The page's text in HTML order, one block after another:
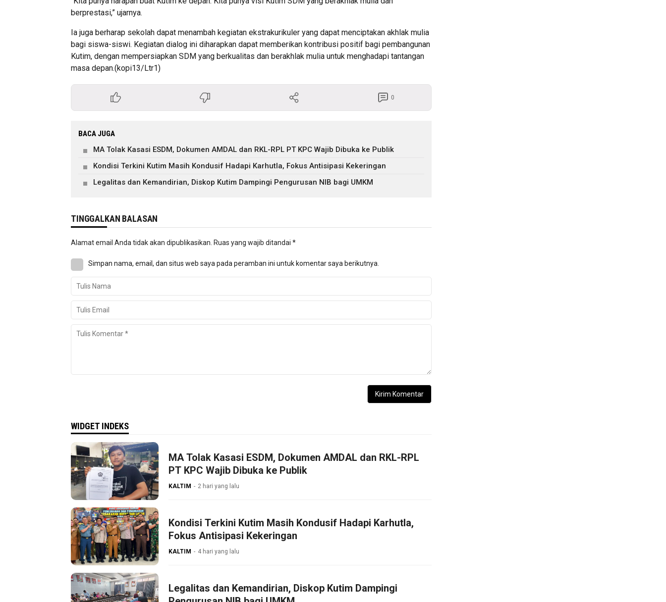
berprestasi,” ujarnya.
Ia juga berharap sekolah dapat menambah kegiatan ekstrakurikuler yang dapat menciptakan akhlak mulia
bagi siswa-siswi. Kegiatan dialog ini diharapkan dapat memberikan kontribusi positif bagi pembangunan
Kutim, dengan mempersiapkan SDM yang berkualitas dan berakhlak mulia untuk menghadapi tantangan
masa depan.(kopi13/Ltr1)
0
BACA JUGA
MA Tolak Kasasi ESDM, Dokumen AMDAL dan RKL-RPL PT KPC Wajib Dibuka ke Publik
Kondisi Terkini Kutim Masih Kondusif Hadapi Karhutla, Fokus Antisipasi Kekeringan
Legalitas dan Kemandirian, Diskop Kutim Dampingi Pengurusan NIB bagi UMKM
TINGGALKAN BALASAN
Alamat email Anda tidak akan dipublikasikan. Ruas yang wajib ditandai *
Simpan nama, email, dan situs web saya pada peramban ini untuk komentar saya berikutnya.
WIDGET INDEKS
MA Tolak Kasasi ESDM, Dokumen AMDAL dan RKL-RPL
PT KPC Wajib Dibuka ke Publik
KALTIM 2 hari yang lalu
Kondisi Terkini Kutim Masih Kondusif Hadapi Karhutla,
Fokus Antisipasi Kekeringan
KALTIM 4 hari yang lalu
Legalitas dan Kemandirian, Diskop Kutim Dampingi